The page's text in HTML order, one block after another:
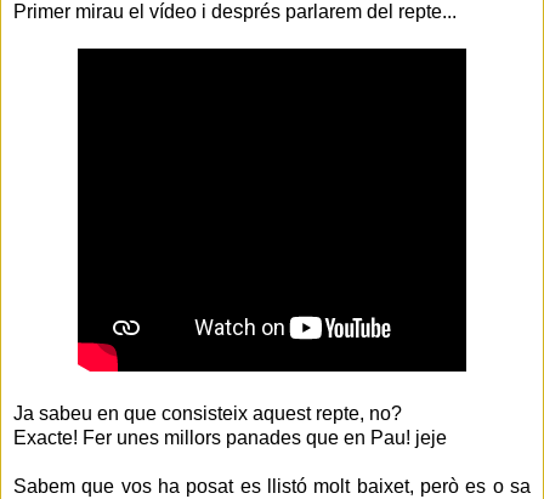
Primer mirau el vídeo i després parlarem del repte...
Ja sabeu en que consisteix aquest repte, no?
Exacte! Fer unes millors panades que en Pau! jeje
Sabem que vos ha posat es llistó molt baixet, però es o sa